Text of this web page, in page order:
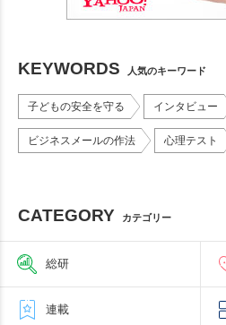
KEYWORDS 人気のキーワード
子どもの安全を守る インタビュー
ビジネスメールの作法 心理テスト
CATEGORY カテゴリー
総研
連載